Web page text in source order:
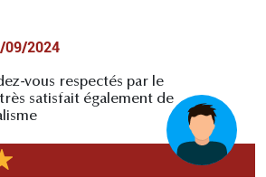
09/2024
vous respectés par le
satisfait également de